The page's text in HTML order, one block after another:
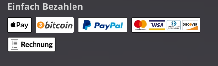
Einfach Bezahlen